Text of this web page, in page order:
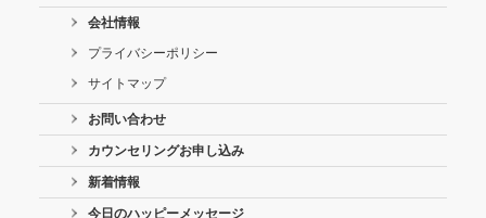
会社情報
プライバシーポリシー
サイトマップ
お問い合わせ
カウンセリングお申し込み
新着情報
今日のハッピーメッセージ